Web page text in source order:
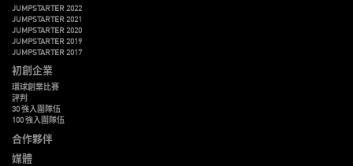
JUMPSTARTER 2022
JUMPSTARTER 2021
JUMPSTARTER 2020
JUMPSTARTER 2019
JUMPSTARTER 2017
初創企業
環球創業比賽
評判
30 強入圍隊伍
100 強入圍隊伍
合作夥伴
媒體